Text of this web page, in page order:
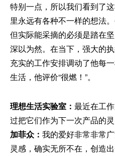
特别一点，所以我们看到了
里永远有各种不一样的想法
但实际能采摘的必须是踏在
深以为然。在当下，强大的
充实的工作安排调动了他每
生活，他评价“很燃！”。
理想生活实验室： 最近在工
过把它们作为下一次产品的
加菲众： 我的爱好非常非常
灵感，确实无所不在，创造